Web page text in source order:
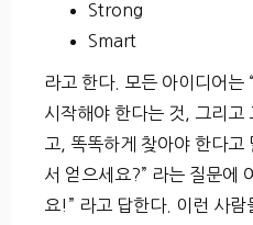
Strong
Smart
라고 한다. 모든 아이디어는
시작해야 한다는 것, 그리고
고, 똑똑하게 찾아야 한다고
서 얻으세요?” 라는 질문에
요!” 라고 답한다. 이런 사